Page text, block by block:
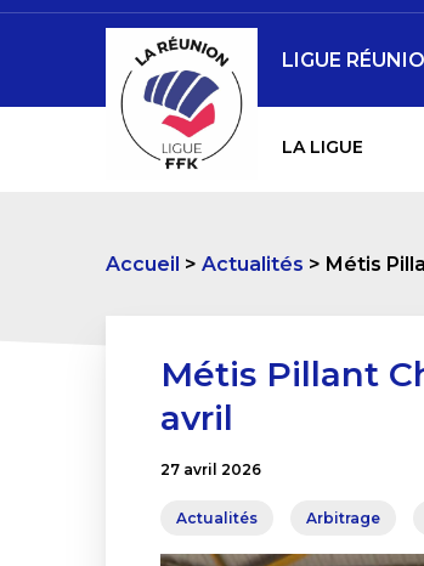
LA LIGUE
LIGUE
Accueil Actualités Métis
Métis Pillant
avril
27 avril 2026
Actualités Arbitrage